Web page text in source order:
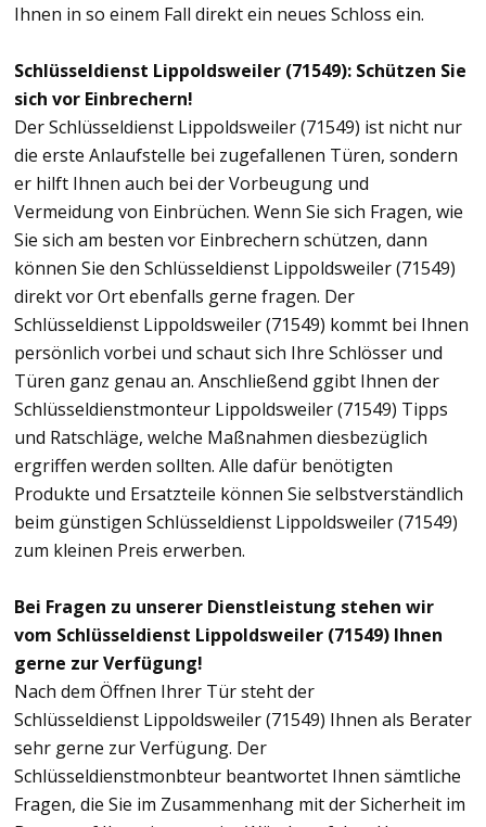
Ihnen in so einem Fall direkt ein neues Schloss ein.
Schlüsseldienst Lippoldsweiler (71549): Schützen Sie
sich vor Einbrechern!
Der Schlüsseldienst Lippoldsweiler (71549) ist nicht nur
die erste Anlaufstelle bei zugefallenen Türen, sondern
er hilft Ihnen auch bei der Vorbeugung und
Vermeidung von Einbrüchen. Wenn Sie sich Fragen, wie
Sie sich am besten vor Einbrechern schützen, dann
können Sie den Schlüsseldienst Lippoldsweiler (71549)
direkt vor Ort ebenfalls gerne fragen. Der
Schlüsseldienst Lippoldsweiler (71549) kommt bei Ihnen
persönlich vorbei und schaut sich Ihre Schlösser und
Türen ganz genau an. Anschließend ggibt Ihnen der
Schlüsseldienstmonteur Lippoldsweiler (71549) Tipps
und Ratschläge, welche Maßnahmen diesbezüglich
ergriffen werden sollten. Alle dafür benötigten
Produkte und Ersatzteile können Sie selbstverständlich
beim günstigen Schlüsseldienst Lippoldsweiler (71549)
zum kleinen Preis erwerben.
Bei Fragen zu unserer Dienstleistung stehen wir
vom Schlüsseldienst Lippoldsweiler (71549) Ihnen
gerne zur Verfügung!
Nach dem Öffnen Ihrer Tür steht der
Schlüsseldienst Lippoldsweiler (71549) Ihnen als Berater
sehr gerne zur Verfügung. Der
Schlüsseldienstmonbteur beantwortet Ihnen sämtliche
Fragen, die Sie im Zusammenhang mit der Sicherheit im